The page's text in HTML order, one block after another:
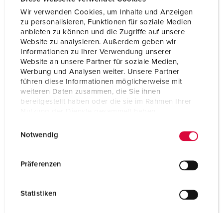
Wir verwenden Cookies, um Inhalte und Anzeigen
zu personalisieren, Funktionen für soziale Medien
anbieten zu können und die Zugriffe auf unsere
Website zu analysieren. Außerdem geben wir
Informationen zu Ihrer Verwendung unserer
Website an unsere Partner für soziale Medien,
Werbung und Analysen weiter. Unsere Partner
führen diese Informationen möglicherweise mit
weiteren Daten zusammen, die Sie ihnen
bereitgestellt haben oder die sie im Rahmen Ihrer
Notwendig
Präferenzen
Statistiken
Protection type IP67
Weight 400 g
Certifications
VDE
EAC